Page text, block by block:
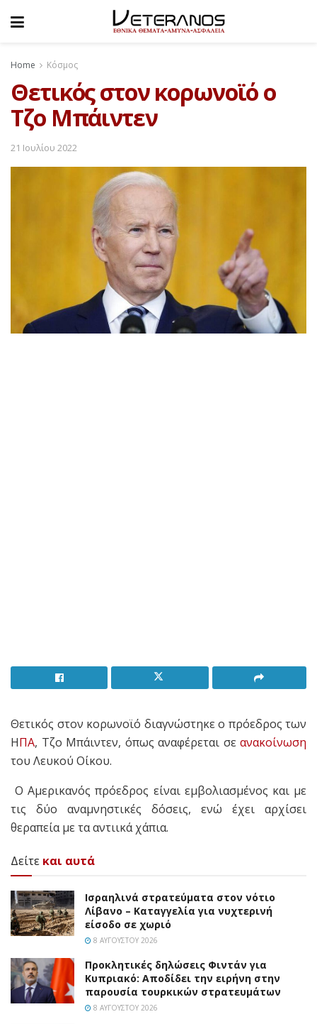
Home Κόσμος
Θετικός στον κορωνοϊό ο
Τζο Μπάιντεν
21 Ιουλίου 2022
Θετικός στον κορωνοϊό διαγνώστηκε ο πρόεδρος των
ΗΠΑ, Τζο Μπάιντεν, όπως αναφέρεται σε ανακοίνωση
του Λευκού Οίκου.
Ο Αμερικανός πρόεδρος είναι εμβολιασμένος και με
τις δύο αναμνηστικές δόσεις, ενώ έχει αρχίσει
θεραπεία με τα αντιικά χάπια.
Δείτε και αυτά
Ισραηλινά στρατεύματα στον νότιο
Λίβανο – Καταγγελία για νυχτερινή
είσοδο σε χωριό
8 ΑΥΓΟΎΣΤΟΥ 2026
Προκλητικές δηλώσεις Φιντάν για
Κυπριακό: Αποδίδει την ειρήνη στην
παρουσία τουρκικών στρατευμάτων
8 ΑΥΓΟΎΣΤΟΥ 2026